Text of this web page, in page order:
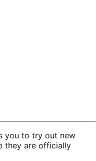
you to try out new
they are officially